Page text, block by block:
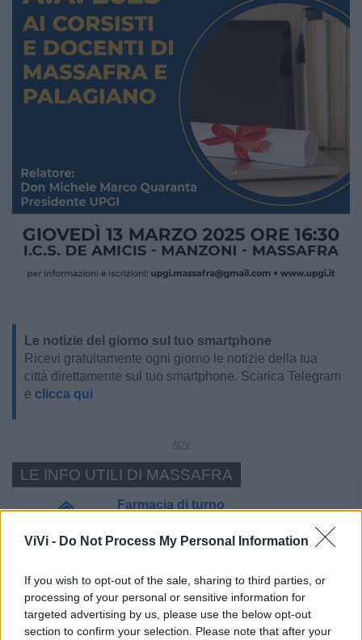
ViVi - Do Not Process My Personal Information
If you wish to opt-out of the sale, sharing to third parties, or
processing of your personal or sensitive information for
targeted advertising by us, please use the below opt-out
section to confirm your selection. Please note that after your
Le notizie del giorno sul tuo smartphone
Ricevi gratuitamente ogni giorno le notizie della tua
città direttamente sul tuo smartphone. Scarica Telegram
e clicca qui
Farmacia di turno
Ufficio Postale
LE INFO UTILI DI MASSAFRA